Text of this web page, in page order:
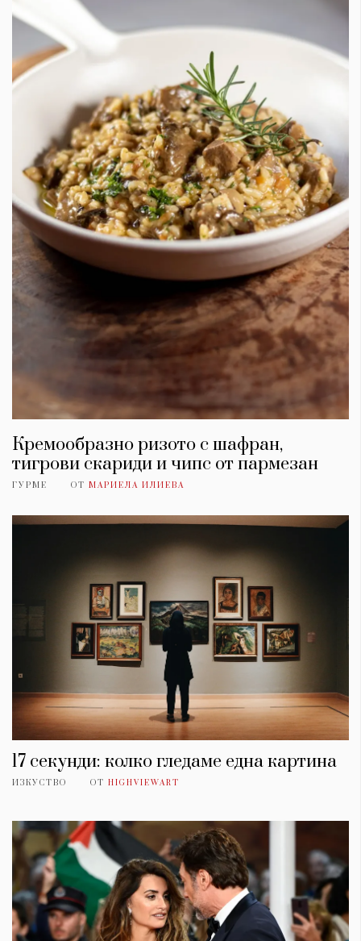
Кремообразно ризото с шафран,
тигрови скариди и чипс от пармезан
ГУРМЕ ОТ МАРИЕЛА ИЛИЕВА
17 секунди: колко гледаме една картина
ИЗКУСТВО ОТ HIGHVIEWART